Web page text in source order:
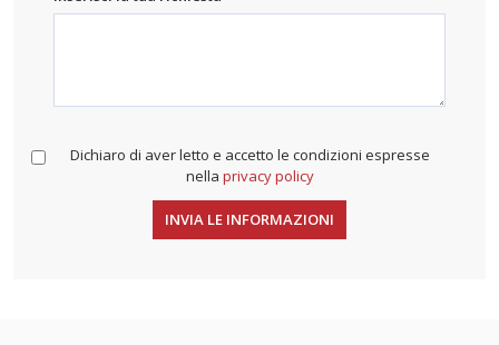
Dichiaro di aver letto e accetto le condizioni espresse
nella privacy policy